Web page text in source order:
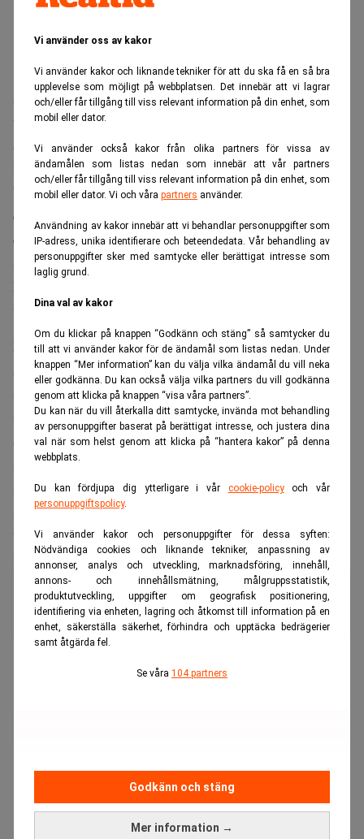
Vi använder oss av kakor
Vi använder kakor och liknande tekniker för att du ska få en så bra
upplevelse som möjligt på webbplatsen. Det innebär att vi lagrar
och/eller får tillgång till viss relevant information på din enhet, som
mobil eller dator.
Vi använder också kakor från olika partners för vissa av
ändamålen som listas nedan som innebär att vår partners
och/eller får tillgång till viss relevant information på din enhet, som
mobil eller dator. Vi och våra partners använder.
Användning av kakor innebär att vi behandlar personuppgifter som
IP-adress, unika identifierare och beteendedata. Vår behandling av
personuppgifter sker med samtycke eller berättigat intresse som
laglig grund.
Dina val av kakor
Om du klickar på knappen “Godkänn och stäng” så samtycker du
till att vi använder kakor för de ändamål som listas nedan. Under
knappen “Mer information” kan du välja vilka ändamål du vill neka
eller godkänna. Du kan också välja vilka partners du vill godkänna
genom att klicka på knappen “visa våra partners”.
Du kan när du vill återkalla ditt samtycke, invända mot behandling
av personuppgifter baserat på berättigat intresse, och justera dina
val när som helst genom att klicka på “hantera kakor” på denna
webbplats.
Du kan fördjupa dig ytterligare i vår cookie-policyoch vår
personuppgiftspolicy.
Vi använder kakor och personuppgifter för dessa syften:
Nödvändiga cookies och liknande tekniker, anpassning av
annonser, analys och utveckling, marknadsföring, innehåll,
annons- och innehållsmätning, målgruppsstatistik,
produktutveckling, uppgifter om geografisk positionering,
identifiering via enheten, lagring och åtkomst till information på en
enhet, säkerställa säkerhet, förhindra och upptäcka bedrägerier
samt åtgärda fel.
Se våra 104 partners
Mer information →
Godkänn och stäng
AI Sweden, det nationella centret för tillämpad AI,
understryker att utvecklingen går för långsamt på grund av
att det saknas starkt engagemang från högsta
ledningsnivå.
”Vi har från start sagt att det är bråttom. Och det säger vi
definitivt fortfarande. Men vi har styrkor att bygga på och
det finns en enorm vilja att dela med sig och samarbeta i
Sverige”, säger vd:nMartin Svensson.
Missa inte:
varningar. Realtid
Bör inkludera fler delar
AI ses fortfarande ofta som ett it-ansvar, vilket enligt
Svensson är ett misstag. För att tekniken ska kunna skapa
värde krävs ett helhetsgrepp som inkluderar
affärsutveckling, juridik och förändringsledning.
Svenska företag har på senare tid visat ökat intresse för AI
Sweden, inte minst för att lära av andras erfarenheter.
Samtidigt pekar organisationen på att sektorer med
tillgång till stora datamängder – som finans, telekom och
läkemedel – ligger i framkant.
AI lär sig språk på samma sätt som
vi